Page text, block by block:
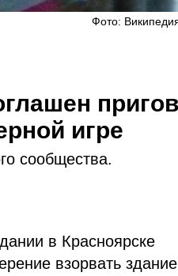
Фото:
игре
сообщества.
в Красноярске
взорвать здание